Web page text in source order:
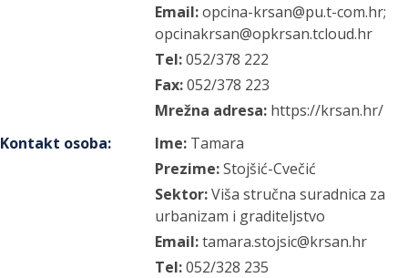
Email:opcina-krsan@pu.t-com.hr;
opcinakrsan@opkrsan.tcloud.hr
Tel:052/378 222
Fax:052/378 223
Mrežna adresa: https://krsan.hr/
Kontakt osoba: Ime: Tamara
Prezime:Stojšić-Cvečić
Sektor:Viša stručna suradnica za
urbanizam i graditeljstvo
Email:tamara.stojsic@krsan.hr
Tel:052/328 235